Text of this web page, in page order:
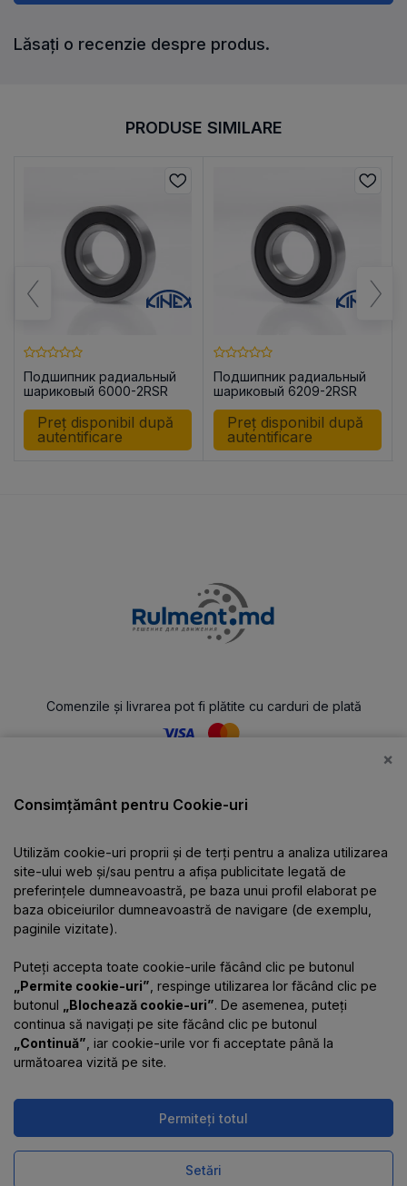
Lăsați o recenzie despre produs.
PRODUSE SIMILARE
Подшипник радиальный
шариковый 6000-2RSR
Preț disponibil după
autentificare
Подшипник радиальный
шариковый 6209-2RSR
Preț disponibil după
autentificare
Comenzile și livrarea pot fi plătite cu carduri de plată
Catalog
Despre companie
Informații
Contacte
Magazinul online funcționează
×
Consimțământ pentru Cookie-uri
Utilizăm cookie-uri proprii și de terți pentru a analiza utilizarea
site-ului web și/sau pentru a afișa publicitate legată de
preferințele dumneavoastră, pe baza unui profil elaborat pe
baza obiceiurilor dumneavoastră de navigare (de exemplu,
paginile vizitate).
Puteți accepta toate cookie-urile făcând clic pe butonul
„Permite cookie-uri” , respinge utilizarea lor făcând clic pe
butonul
„Blochează cookie-uri”. De asemenea, puteți
continua să navigați pe site făcând clic pe butonul
„Continuă” , iar cookie-urile vor fi acceptate până la
următoarea vizită pe site.
Permiteți totul
Setări